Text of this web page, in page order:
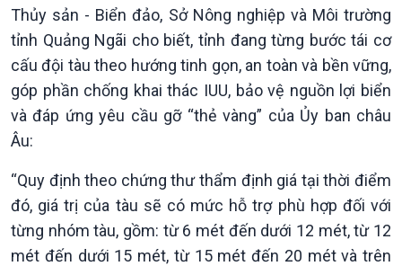
Thủy sản - Biển đảo, Sở Nông nghiệp và Môi trường
tỉnh Quảng Ngãi cho biết, tỉnh đang từng bước tái cơ
cấu đội tàu theo hướng tinh gọn, an toàn và bền vững,
góp phần chống khai thác IUU, bảo vệ nguồn lợi biển
và đáp ứng yêu cầu gỡ “thẻ vàng” của Ủy ban châu
Âu:
“Quy định theo chứng thư thẩm định giá tại thời điểm
đó, giá trị của tàu sẽ có mức hỗ trợ phù hợp đối với
từng nhóm tàu, gồm: từ 6 mét đến dưới 12 mét, từ 12
mét đến dưới 15 mét, từ 15 mét đến 20 mét và trên